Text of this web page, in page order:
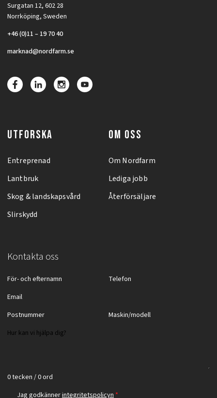
Surgatan 12, 602 28
Norrköping, Sweden
+46 (0)11 – 19 70 40
marknad@nordfarm.se
UTFORSKA
Entreprenad
Lantbruk
Skog & landskapsvård
Slirskydd
OM OSS
Om Nordfarm
Lediga jobb
Återförsäljare
Kontakta oss
0 tecken / 0 ord
Jag godkännerintegritetspolicyn *